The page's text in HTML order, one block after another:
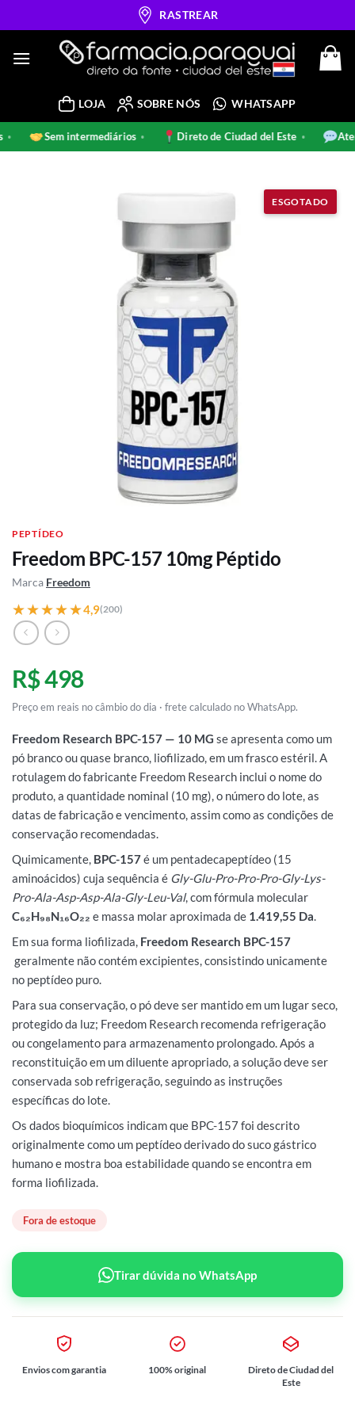
to
RASTREAR
LOJA SOBRE NÓS WHATSAPP
Sem intermediários Direto de Ciudad del Este
PEPTÍDEO
Freedom BPC-157 10mg Péptido
Marca Freedom
★★★★★
★★★★★4,9(200)
R$ 498
Preço em reais no câmbio do dia · frete calculado no WhatsApp.
Freedom Research BPC-157 — 10 MG se apresenta como um
pó branco ou quase branco, liofilizado, em um frasco estéril. A
rotulagem do fabricante Freedom Research inclui o nome do
produto, a quantidade nominal (10 mg), o número do lote, as
datas de fabricação e vencimento, assim como as condições de
conservação recomendadas.
Quimicamente, BPC-157é um pentadecapeptídeo (15
aminoácidos) cuja sequência é Gly-Glu-Pro-Pro-Pro-Gly-Lys-
Pro-Ala-Asp-Asp-Ala-Gly-Leu-Val, com fórmula molecular
C₆₂H₉₈N₁₆O₂₂ e massa molar aproximada de 1.419,55 Da.
Em sua forma liofilizada, Freedom Research BPC-157
geralmente não contém excipientes, consistindo unicamente
no peptídeo puro.
Para sua conservação, o pó deve ser mantido em um lugar seco,
protegido da luz; Freedom Research recomenda refrigeração
ou congelamento para armazenamento prolongado. Após a
reconstituição em um diluente apropriado, a solução deve ser
conservada sob refrigeração, seguindo as instruções
específicas do lote.
Os dados bioquímicos indicam que BPC-157 foi descrito
originalmente como um peptídeo derivado do suco gástrico
humano e mostra boa estabilidade quando se encontra em
forma liofilizada.
Fora de estoque
Tirar dúvida no WhatsApp
Envios com garantia 100% original
Direto de Ciudad del
Este